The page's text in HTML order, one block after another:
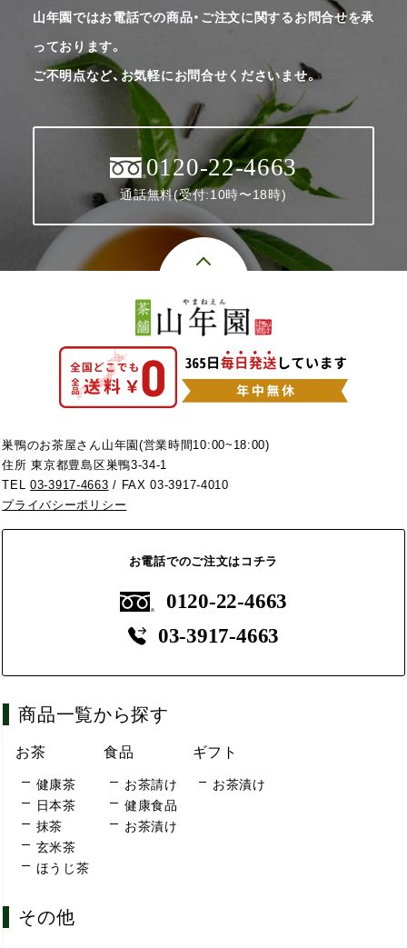
山年園ではお電話での商品・ご注文に関するお問合せを承
っております。
ご不明点など、お気軽にお問合せくださいませ。
0120-22-4663
通話無料(受付:10時〜18時)
巣鴨のお茶屋さん山年園(営業時間10:00~18:00)
住所 東京都豊島区巣鴨3-34-1
TEL03-3917-4663 / FAX 03-3917-4010
プライバシーポリシー
お電話でのご注文はコチラ
0120-22-4663
03-3917-4663
商品一覧から探す
お茶
健康茶
日本茶
抹茶
玄米茶
ほうじ茶
食品
お茶請け
健康食品
お茶漬け
ギフト
お茶漬け
その他